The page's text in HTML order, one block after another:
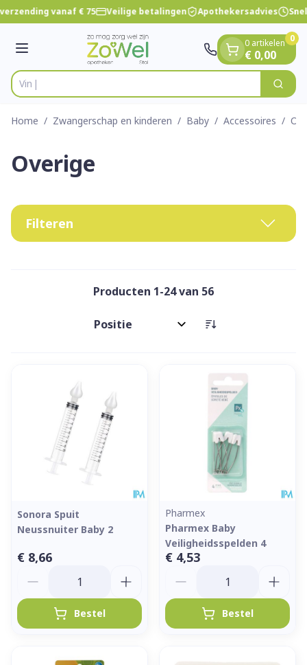
Ga naar de inhoud
1 van 1vanaf € 75 Veilige betalingen Apothekersadvies
Menu
Product, merk, categorie...
Vind snel wond Zoek
0 artikelen
€ 0,00
0
Home / Zwangerschap en kinderen / Baby / Accessoires /
Overige
Filteren
Producten 1-24van 56
Sorteer op:
Sonora Spuit
Neussnuiter Baby 2
€ 8,66
Bestel
Pharmex
Pharmex Baby
Veiligheidsspelden 4
€ 4,53
Bestel